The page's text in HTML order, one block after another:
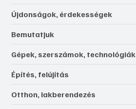
Újdonságok, érdekességek
Bemutatjuk
Gépek, szerszámok, technológiák
Építés, felújítás
Otthon, lakberendezés